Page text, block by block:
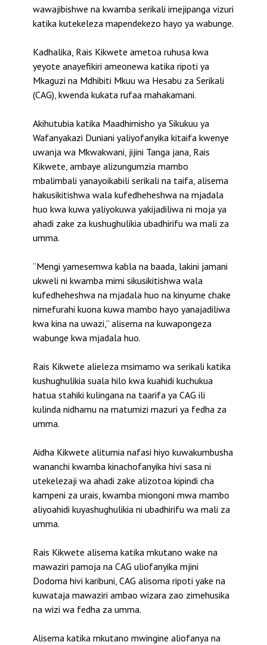
wawajibishwe na kwamba serikali imejipanga vizuri
katika kutekeleza mapendekezo hayo ya wabunge.
Kadhalika, Rais Kikwete ametoa ruhusa kwa
yeyote anayefikiri ameonewa katika ripoti ya
Mkaguzi na Mdhibiti Mkuu wa Hesabu za Serikali
(CAG), kwenda kukata rufaa mahakamani.
Akihutubia katika Maadhimisho ya Sikukuu ya
Wafanyakazi Duniani yaliyofanyika kitaifa kwenye
uwanja wa Mkwakwani, jijini Tanga jana, Rais
Kikwete, ambaye alizungumzia mambo
mbalimbali yanayoikabili serikali na taifa, alisema
hakusikitishwa wala kufedheheshwa na mjadala
huo kwa kuwa yaliyokuwa yakijadiliwa ni moja ya
ahadi zake za kushughulikia ubadhirifu wa mali za
umma.
“Mengi yamesemwa kabla na baada, lakini jamani
ukweli ni kwamba mimi sikusikitishwa wala
kufedheheshwa na mjadala huo na kinyume chake
nimefurahi kuona kuwa mambo hayo yanajadiliwa
kwa kina na uwazi,” alisema na kuwapongeza
wabunge kwa mjadala huo.
Rais Kikwete alieleza msimamo wa serikali katika
kushughulikia suala hilo kwa kuahidi kuchukua
hatua stahiki kulingana na taarifa ya CAG ili
kulinda nidhamu na matumizi mazuri ya fedha za
umma.
Aidha Kikwete alitumia nafasi hiyo kuwakumbusha
wananchi kwamba kinachofanyika hivi sasa ni
utekelezaji wa ahadi zake alizotoa kipindi cha
kampeni za urais, kwamba miongoni mwa mambo
aliyoahidi kuyashughulikia ni ubadhirifu wa mali za
umma.
Rais Kikwete alisema katika mkutano wake na
mawaziri pamoja na CAG uliofanyika mjini
Dodoma hivi karibuni, CAG alisoma ripoti yake na
kuwataja mawaziri ambao wizara zao zimehusika
na wizi wa fedha za umma.
Alisema katika mkutano mwingine aliofanya na